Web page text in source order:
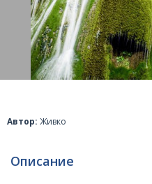
Автор: Живко
Описание